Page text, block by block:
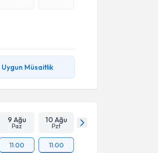
Uygun Müsaitlik
9 Ağu
Paz
10 Ağu
Pzt
11:00
11:00